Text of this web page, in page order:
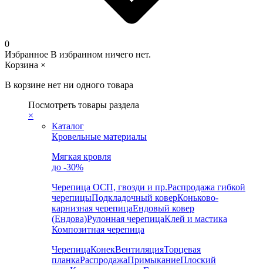
0
Избранное В избранном ничего нет.
Корзина ×
В корзине нет ни одного товара
Посмотреть товары раздела
×
Каталог
Кровельные материалы
Мягкая кровля
до -30%
Черепица ОСП, гвозди и пр.Распродажа гибкой
черепицыПодкладочный коверКоньково-
карнизная черепицаЕндовый ковер
(Ендова)Рулонная черепицаКлей и мастика
Композитная черепица
ЧерепицаКонекВентиляцияТорцевая
планкаРаспродажаПримыканиеПлоский